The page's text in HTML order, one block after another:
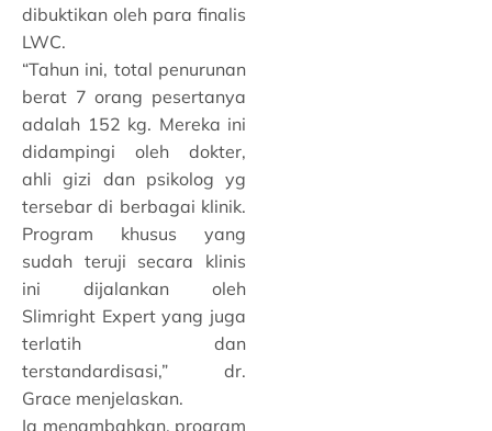
dibuktikan oleh para finalis
LWC.
“Tahun ini, total penurunan
berat 7 orang pesertanya
adalah 152 kg. Mereka ini
didampingi oleh dokter,
ahli gizi dan psikolog yg
tersebar di berbagai klinik.
Program khusus yang
sudah teruji secara klinis
ini dijalankan oleh
Slimright Expert yang juga
terlatih dan
terstandardisasi,” dr.
Grace menjelaskan.
Ia menambahkan, program